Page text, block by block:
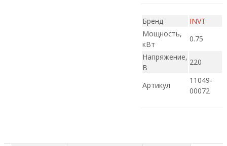
Бренд
INVT
Мощность,
кВт
0.75
Напряжение,
В
220
Артикул
11049-
00072